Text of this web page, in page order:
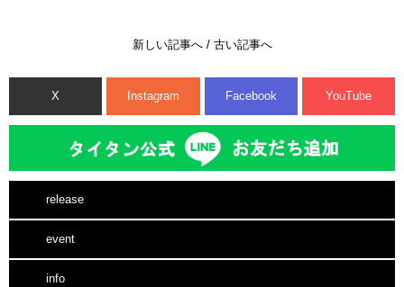
新しい記事へ/ 古い記事へ
X Instagram Facebook YouTube
release
event
info